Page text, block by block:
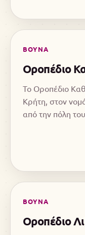
ΒΟΥΝΑ
Οροπέδιο
Το Οροπέδιο
Κρήτη, στον
από την πόλη
ΒΟΥΝΑ
Οροπέδιο